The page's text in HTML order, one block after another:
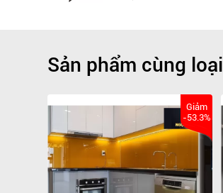
Sản phẩm cùng loại
Giảm
-53.3%